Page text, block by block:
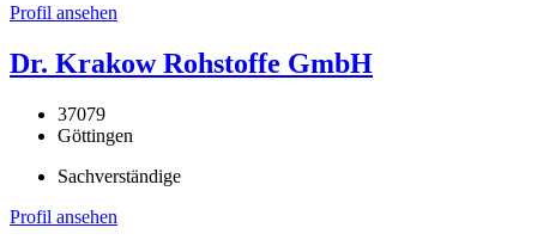
Profil ansehen
Dr. Krakow Rohstoffe GmbH
37079
Göttingen
Sachverständige
Profil ansehen